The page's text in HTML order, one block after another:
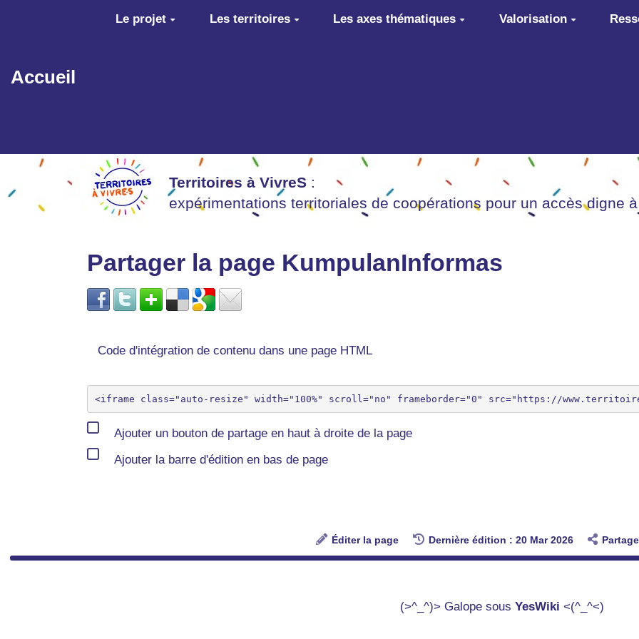
Aller au contenu principal
Accueil
Le projet Les territoires Les axes thématiques Valorisation
Territoires à VivreS :
expérimentations territoriales de coopérations pour un accès digne
Partager la page KumpulanInformas
Code d'intégration de contenu dans une page HTML
Ajouter un bouton de partage en haut à droite de la page
Ajouter la barre d'édition en bas de page
Éditer la page Dernière édition : 20 Mar 2026
(>^_^)> Galope sous YesWiki <(^_^<)